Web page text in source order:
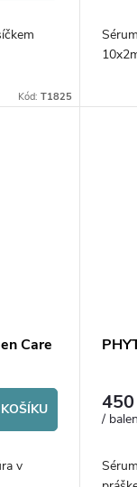
Kód: T1825
Care
v
/